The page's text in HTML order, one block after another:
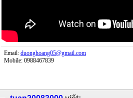
Email: duonghoang05@gmail.com
Mobile: 0988467839